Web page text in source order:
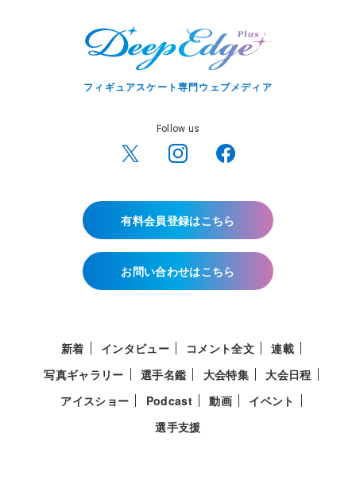
フィギュアスケート専門ウェブメディア
Follow us
有料会員登録はこちら
お問い合わせはこちら
新着 インタビュー コメント全文
連載
写真ギャラリー
選手名鑑 大会特集
大会日程
アイスショー
Podcast 動画
イベント
選手支援